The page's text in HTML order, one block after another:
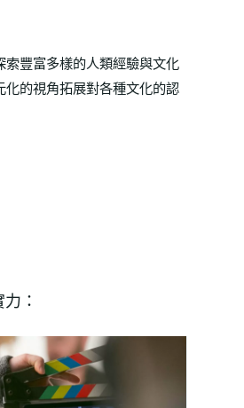
索豐富多樣的人類經驗與文化
化的視角拓展對各種文化的認
：